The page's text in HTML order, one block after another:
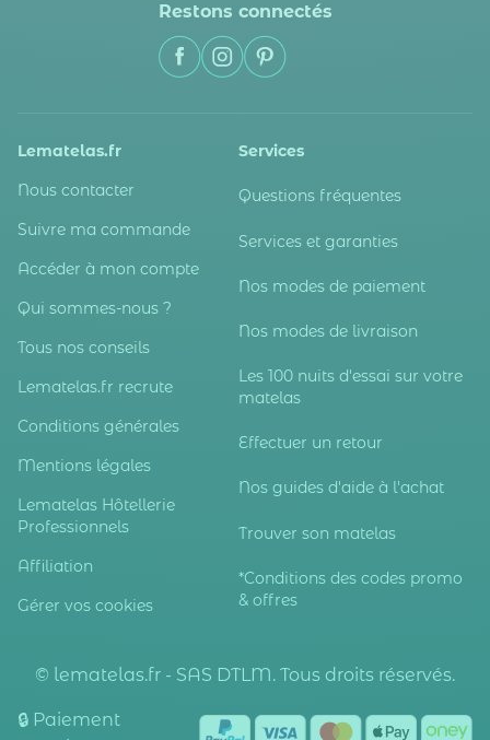
Restons connectés
Lematelas.fr
Nous contacter
Suivre ma commande
Accéder à mon compte
Qui sommes-nous ?
Tous nos conseils
Lematelas.fr recrute
Conditions générales
Mentions légales
Lematelas Hôtellerie
Professionnels
Affiliation
Gérer vos cookies
Services
Questions fréquentes
Services et garanties
Nos modes de paiement
Nos modes de livraison
Les 100 nuits d'essai sur votre
matelas
Effectuer un retour
Nos guides d'aide à l'achat
Trouver son matelas
*Conditions des codes promo
& offres
© lematelas.fr - SAS DTLM. Tous droits réservés.
🔒 Paiement